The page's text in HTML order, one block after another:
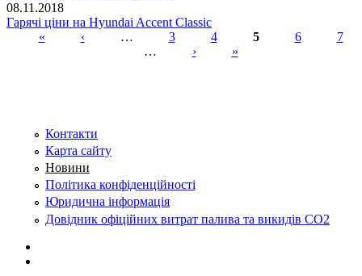
08.11.2018
Гарячі ціни на Hyundai Accent Classic
« ‹ … 3 4 5 6
7
…
› »
Контакти
Карта сайту
Новини
Політика конфіденційності
Юридична інформація
Довідник офіційних витрат палива та викидів СО2